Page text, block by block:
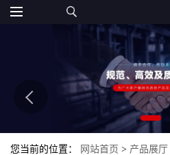
您当前的位置： 网站首页 > 产品展厅